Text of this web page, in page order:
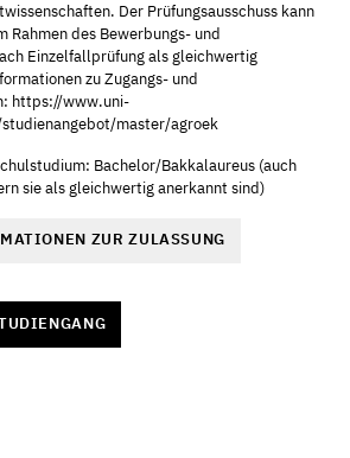
Der Prüfungsausschuss kann
Rahmen des Bewerbungs- und
Einzelfallprüfung als gleichwertig
zu Zugangs- und
https://www.uni-
master/agroek
Bachelor/Bakkalaureus (auch
sie als gleichwertig anerkannt sind)
ZUR ZULASSUNG